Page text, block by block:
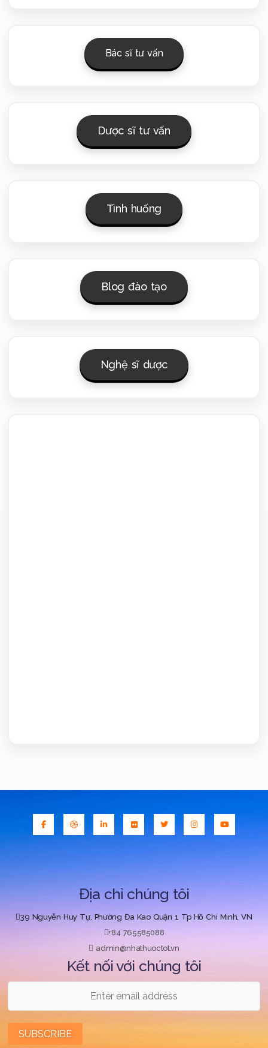
Bác sĩ tư vấn
Dược sĩ tư vấn
Tình huống
Blog đào tạo
Nghệ sĩ dược
Địa chỉ chúng tôi
39 Nguyễn Huy Tự, Phường Đa Kao Quận 1 Tp Hồ Chí Minh, VN
+84 765585088
admin@nhathuoctot.vn
Kết nối với chúng tôi